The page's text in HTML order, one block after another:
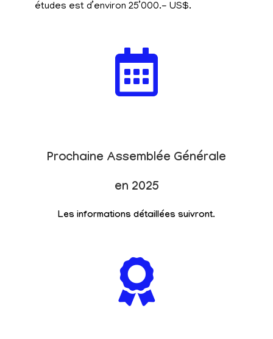
études est d’environ 25’000.- US$.
Prochaine Assemblée Générale
en 2025
Les informations détaillées suivront.